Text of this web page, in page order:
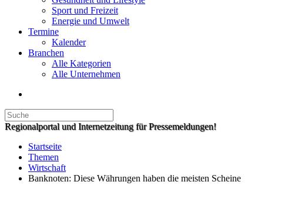
Sport und Freizeit
Energie und Umwelt
Termine
Kalender
Branchen
Alle Kategorien
Alle Unternehmen
Regionalportal und Internetzeitung für Pressemeldungen!
Startseite
Themen
Wirtschaft
Banknoten: Diese Währungen haben die meisten Scheine